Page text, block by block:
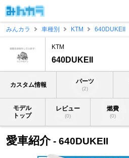
みんカラ
車種別 KTM 640DUKEII
KTM
640DUKEII
カスタム情報 パーツ
(2)
モデル
トップ
レビュー
(0)
燃費
(0)
愛車紹介- 640DUKEII